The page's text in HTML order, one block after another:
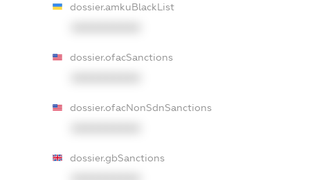
dossier.amkuBlackList
dossier.ofacSanctions
dossier.ofacNonSdnSanctions
dossier.gbSanctions